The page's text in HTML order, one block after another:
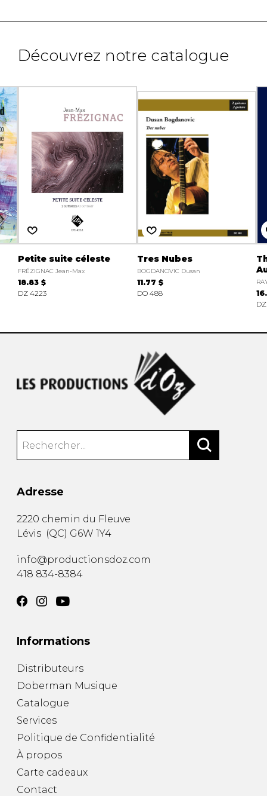
Découvrez notre catalogue
Petite suite céleste
FRÉZIGNAC Jean-Max
18.83 $
DZ 4223
Tres Nubes
BOGDANOVIC Dusan
11.77 $
DO 488
Adresse
2220 chemin du Fleuve
Lévis (QC) G6W 1Y4
info@productionsdoz.com
418 834-8384
Informations
Distributeurs
Doberman Musique
Catalogue
Services
Politique de Confidentialité
À propos
Carte cadeaux
Contact